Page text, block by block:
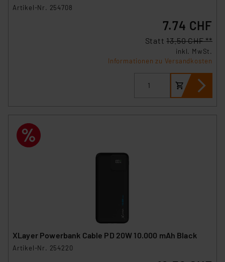
Artikel-Nr. 254708
7.74 CHF
Statt13.50 CHF **
inkl. MwSt.
Informationen zu Versandkosten
XLayer Powerbank Cable PD 20W 10.000 mAh Black
Artikel-Nr. 254220